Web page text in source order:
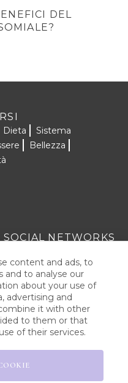
content and ads, to
and to analyse our
about your use of
advertising and
it with other
to them or that
of their services.
DEL
Dieta
Sistema
Bellezza
SOCIAL NETWORKS
PRIVACY
COOKIE